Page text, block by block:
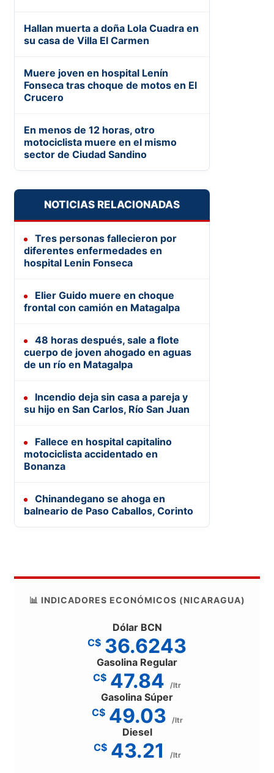
Hallan muerta a doña Lola Cuadra en
su casa de Villa El Carmen
Muere joven en hospital Lenín
Fonseca tras choque de motos en El
Crucero
En menos de 12 horas, otro
motociclista muere en el mismo
sector de Ciudad Sandino
NOTICIAS RELACIONADAS
Tres personas fallecieron por
diferentes enfermedades en
hospital Lenin Fonseca
Elier Guido muere en choque
frontal con camión en Matagalpa
48 horas después, sale a flote
cuerpo de joven ahogado en aguas
de un río en Matagalpa
Incendio deja sin casa a pareja y
su hijo en San Carlos, Río San Juan
Fallece en hospital capitalino
motociclista accidentado en
Bonanza
Chinandegano se ahoga en
balneario de Paso Caballos, Corinto
📊 INDICADORES ECONÓMICOS (NICARAGUA)
Dólar BCN
C$ 36.6243
Gasolina Regular
C$ 47.84 /ltr
Gasolina Súper
C$ 49.03 /ltr
Diesel
C$ 43.21 /ltr